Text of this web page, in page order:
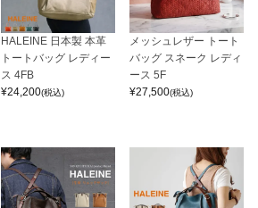
HALEINE 日本製 本革
トートバッグ レディー
ス 4FB
¥24,200(税込)
メッシュレザー トート
バッグ スネーク レディ
ース 5F
¥27,500(税込)